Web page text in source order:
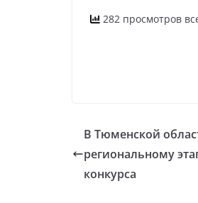
282 просмотров
В Тюменской
региональному
конкурса